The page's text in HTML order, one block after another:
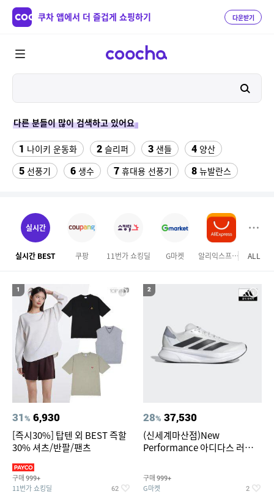
쿠차 앱에서 더 즐겁게 쇼핑하기 다운받기
다른 분들이 많이 검색하고 있어요
1 나이키 운동화 2 슬리퍼 3 샌들 4 양산
5 선풍기 6 생수 7 휴대용 선풍기 8 뉴발란스
12 라인댄스옷
15 미니 탁상용 선풍기 업소용 가림막
18 다마고치파라다이스 19 더뉴 아반떼ad 20 전기롤 ALL
실시간
실시간 BEST 쿠팡 11번가 쇼킹딜 G마켓 알리익스프레스 오늘
1
31% 6,930
[즉시30%] 탑텐 외 BEST 즉할
30% 셔츠/반팔/팬츠
구매 999+
11번가 쇼킹딜 62
2
28% 37,530
(신세계마산점)New
Performance 아디다스 러닝화
구매 999+
G마켓 2